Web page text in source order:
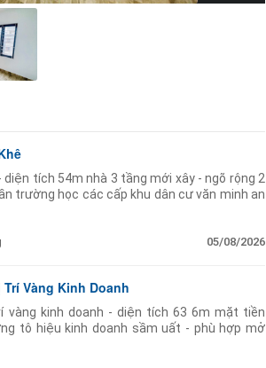
tích 54m nhà 3 tầng mới xây - ngõ rộng 2
trường học các cấp khu dân cư văn minh an
05/08/2026
Vàng Kinh Doanh
kinh doanh - diện tích 63 6m mặt tiền
tô hiệu kinh doanh sầm uất - phù hợp mở